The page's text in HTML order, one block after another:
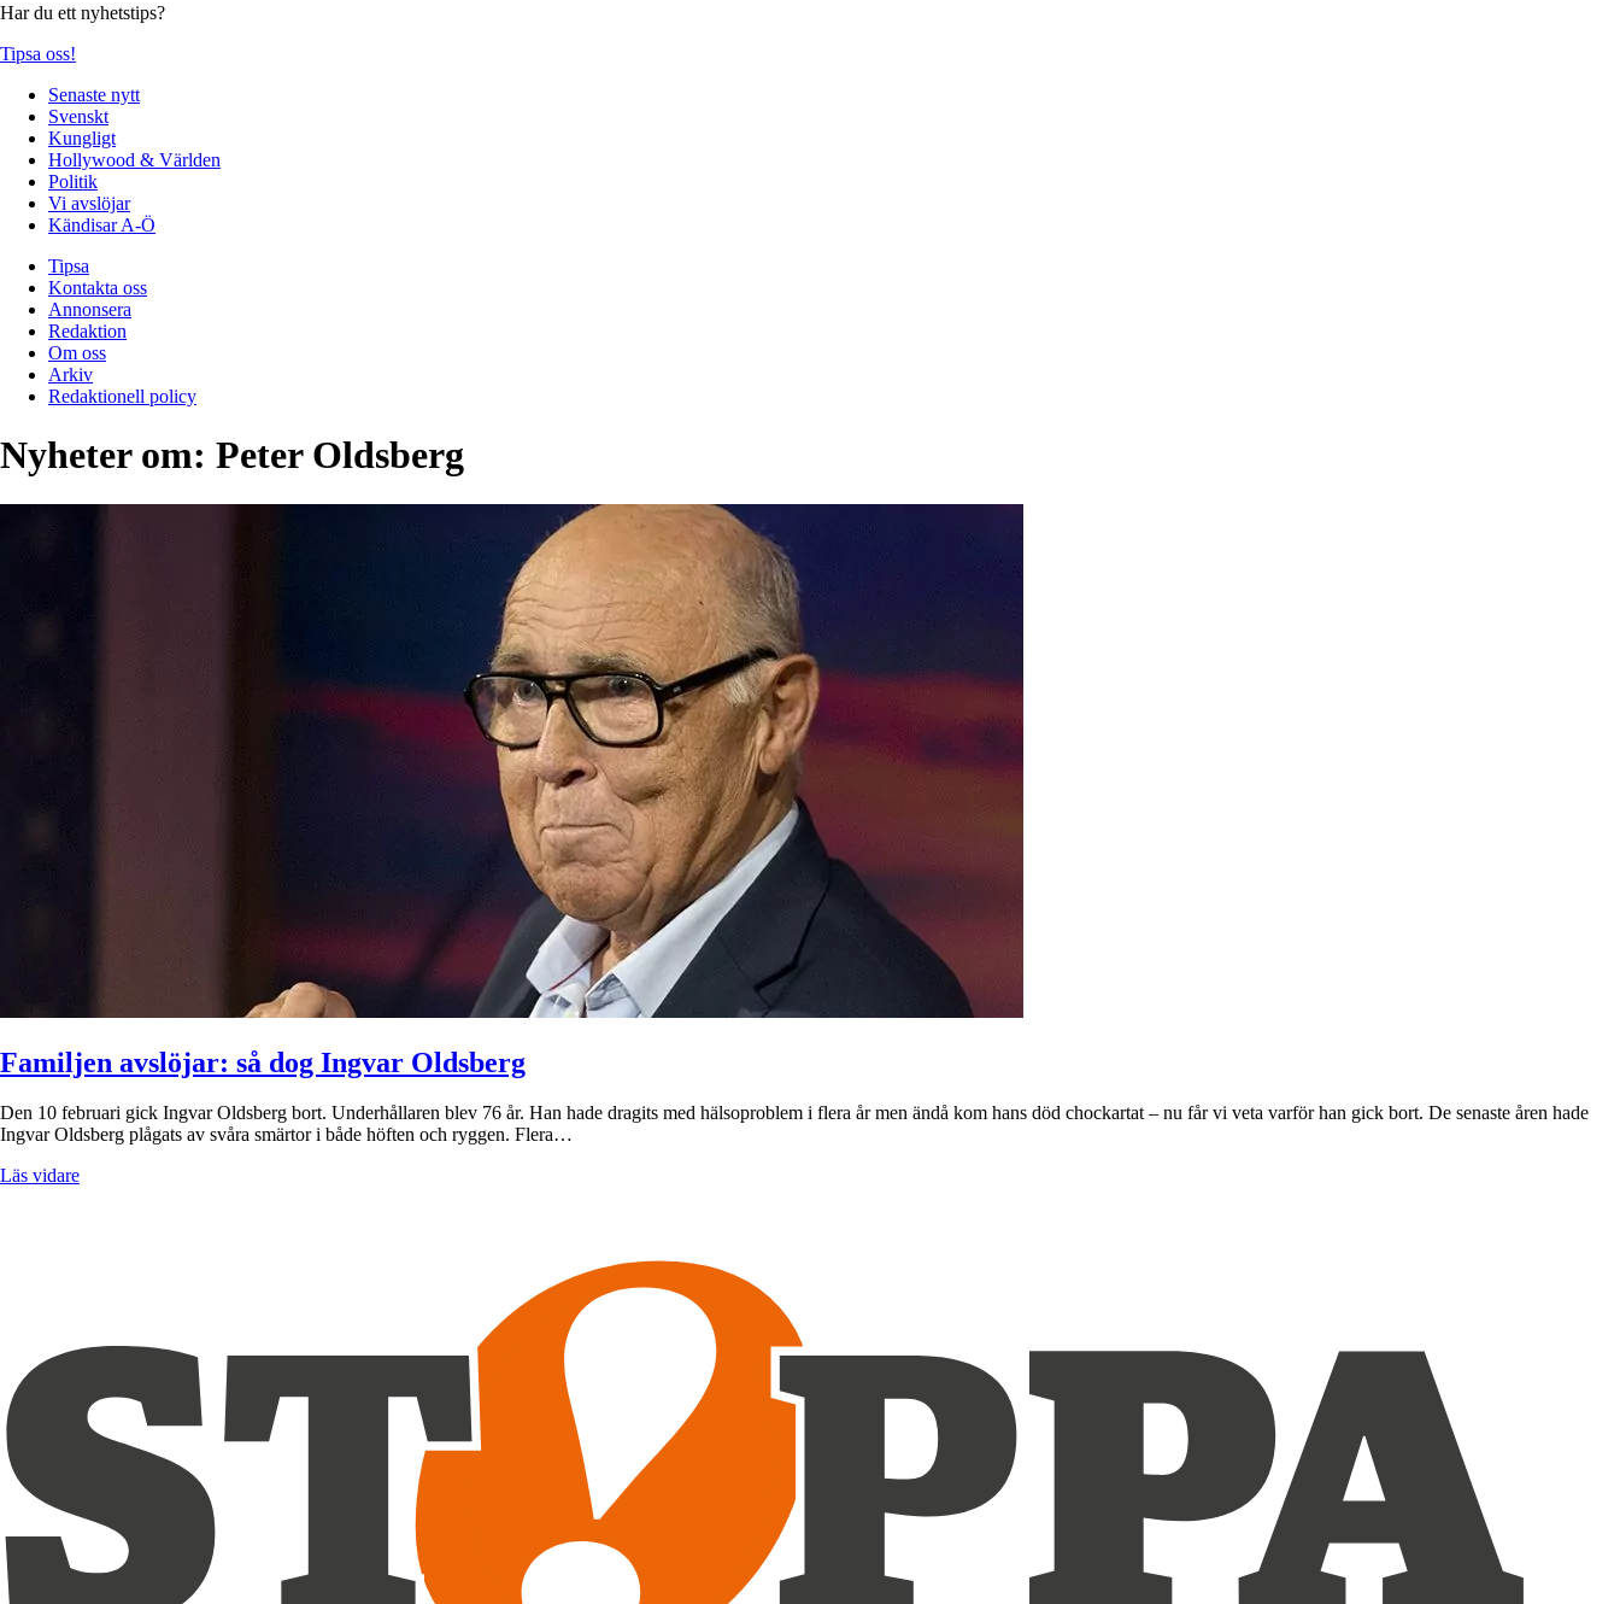
Har du ett nyhetstips?
Tipsa oss!
Senaste nytt
Svenskt
Kungligt
Hollywood & Världen
Politik
Vi avslöjar
Kändisar A-Ö
Tipsa
Kontakta oss
Annonsera
Redaktion
Om oss
Arkiv
Redaktionell policy
Nyheter om: Peter Oldsberg
Familjen avslöjar: så dog Ingvar Oldsberg
Den 10 februari gick Ingvar Oldsberg bort. Underhållaren blev 76 år. Han hade dragits med hälsoproblem i flera år men ändå kom hans död chockartat – nu får vi veta varför han gick bort. De senaste åren hade
Ingvar Oldsberg plågats av svåra smärtor i både höften och ryggen. Flera…
Läs vidare